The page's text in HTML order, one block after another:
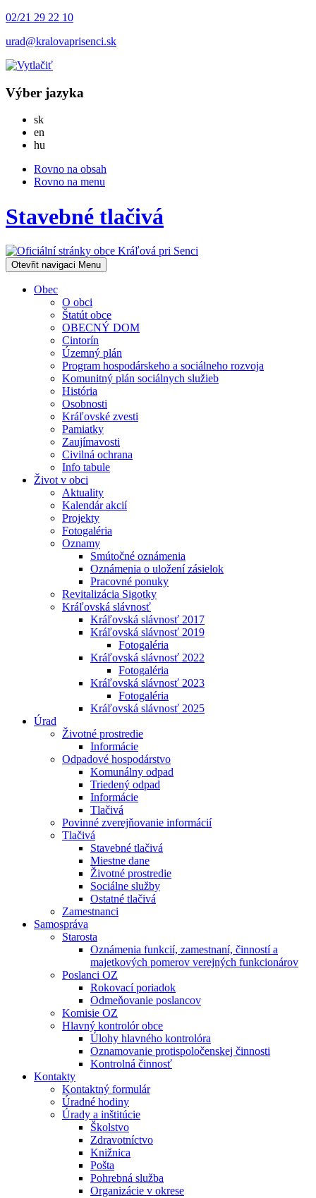
02/21 29 22 10
urad@kralovaprisenci.sk
Výber jazyka
skSlovensky
en
hu
Rovno na obsah
Rovno na menu
Stavebné tlačivá
Otevřit navigaci Menu
Obec
O obci
Štatút obce
OBECNÝ DOM
Cintorín
Územný plán
Program hospodárskeho a sociálneho rozvoja
Komunitný plán sociálnych služieb
História
Osobnosti
Kráľovské zvesti
Pamiatky
Zaujímavosti
Civilná ochrana
Info tabule
Život v obci
Aktuality
Kalendár akcií
Projekty
Fotogaléria
Oznamy
Smútočné oznámenia
Oznámenia o uložení zásielok
Pracovné ponuky
Revitalizácia Sigotky
Kráľovská slávnosť
Kráľovská slávnosť 2017
Kráľovská slávnosť 2019
Fotogaléria
Kráľovská slávnosť 2022
Fotogaléria
Kráľovská slávnosť 2023
Fotogaléria
Kráľovská slávnosť 2025
Úrad
Životné prostredie
Informácie
Odpadové hospodárstvo
Komunálny odpad
Triedený odpad
Informácie
Tlačivá
Povinné zverejňovanie informácií
Tlačivá
Stavebné tlačivá
Miestne dane
Životné prostredie
Sociálne služby
Ostatné tlačivá
Zamestnanci
Samospráva
Starosta
Oznámenia funkcií, zamestnaní, činností a
majetkových pomerov verejných funkcionárov
Poslanci OZ
Rokovací poriadok
Odmeňovanie poslancov
Komisie OZ
Hlavný kontrolór obce
Úlohy hlavného kontrolóra
Oznamovanie protispoločenskej činnosti
Kontrolná činnosť
Kontakty
Kontaktný formulár
Úradné hodiny
Úrady a inštitúcie
Školstvo
Zdravotníctvo
Knižnica
Pošta
Pohrebná služba
Organizácie v okrese